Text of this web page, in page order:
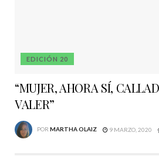
EDICIÓN 20
“MUJER, AHORA SÍ,
VALER”
POR MARTHA OLAIZ 9 MARZO, 2020